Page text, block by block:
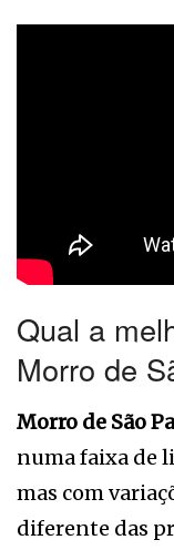
Qual a
Morro de
Morro de São
numa faixa de
mas com
diferente das